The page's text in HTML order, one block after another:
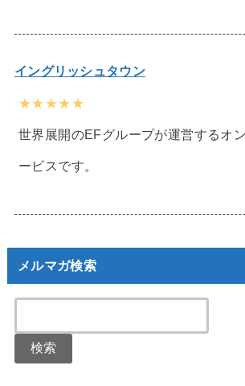
イングリッシュタウン
★★★★★
世界展開のEFグループが運営するオ
ービスです。
メルマガ検索